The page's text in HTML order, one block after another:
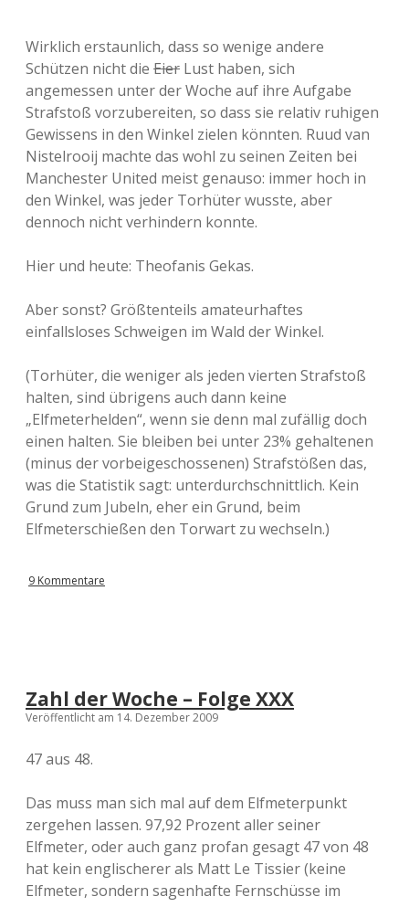
Wirklich erstaunlich, dass so wenige andere
Schützen nicht die Eier Lust haben, sich
angemessen unter der Woche auf ihre Aufgabe
Strafstoß vorzubereiten, so dass sie relativ ruhigen
Gewissens in den Winkel zielen könnten. Ruud van
Nistelrooij machte das wohl zu seinen Zeiten bei
Manchester United meist genauso: immer hoch in
den Winkel, was jeder Torhüter wusste, aber
dennoch nicht verhindern konnte.
Hier und heute: Theofanis Gekas.
Aber sonst? Größtenteils amateurhaftes
einfallsloses Schweigen im Wald der Winkel.
(Torhüter, die weniger als jeden vierten Strafstoß
halten, sind übrigens auch dann keine
„Elfmeterhelden“, wenn sie denn mal zufällig doch
einen halten. Sie bleiben bei unter 23% gehaltenen
(minus der vorbeigeschossenen) Strafstößen das,
was die Statistik sagt: unterdurchschnittlich. Kein
Grund zum Jubeln, eher ein Grund, beim
Elfmeterschießen den Torwart zu wechseln.)
9 Kommentare
Zahl der Woche – Folge XXX
Veröffentlicht am 14. Dezember 2009
47 aus 48.
Das muss man sich mal auf dem Elfmeterpunkt
zergehen lassen. 97,92 Prozent aller seiner
Elfmeter, oder auch ganz profan gesagt 47 von 48
hat kein englischerer als Matt Le Tissier (keine
Elfmeter, sondern sagenhafte Fernschüsse im